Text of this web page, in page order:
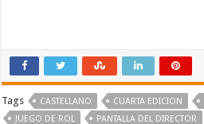
Tags CASTELLANO CUARTA EDICION
JUEGO DE ROL
PANTALLA DEL DIRECTOR